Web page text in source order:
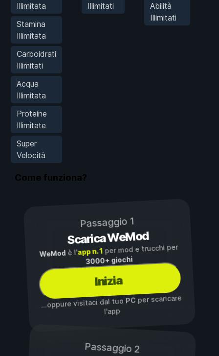
Illimitata
Stamina
Illimitata
Carboidrati
Illimitati
Acqua
Illimitata
Proteine
Illimitate
Super
Velocità
Illimitati
Abilità
Illimitati
Come funziona?
Passaggio 1
Scarica WeMod
WeMod è l'app n. 1per mod e trucchi per
3000+ giochi
Inizia
...oppure visitaci dal tuoPC per scaricare
l'app
Passaggio 2